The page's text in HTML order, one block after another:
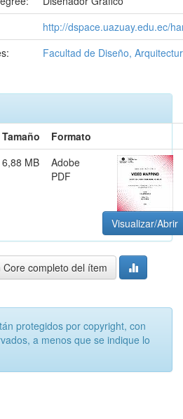
http://dspace.uazuay.edu.ec/
Facultad de Diseño,
Tamaño
Formato
6,88 MB
Adobe
PDF
Visualizar/Abrir
completo del ítem
protegidos por copyright, con
a menos que se indique lo